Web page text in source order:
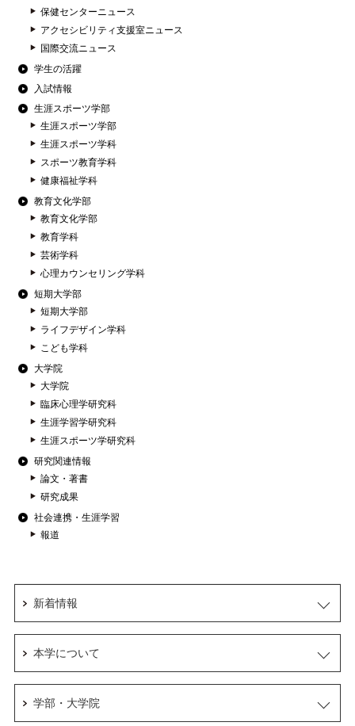
保健センターニュース
アクセシビリティ支援室ニュース
国際交流ニュース
学生の活躍
入試情報
生涯スポーツ学部
生涯スポーツ学部
生涯スポーツ学科
スポーツ教育学科
健康福祉学科
教育文化学部
教育文化学部
教育学科
芸術学科
心理カウンセリング学科
短期大学部
短期大学部
ライフデザイン学科
こども学科
大学院
大学院
臨床心理学研究科
生涯学習学研究科
生涯スポーツ学研究科
研究関連情報
論文・著書
研究成果
社会連携・生涯学習
報道
新着情報
本学について
学部・大学院